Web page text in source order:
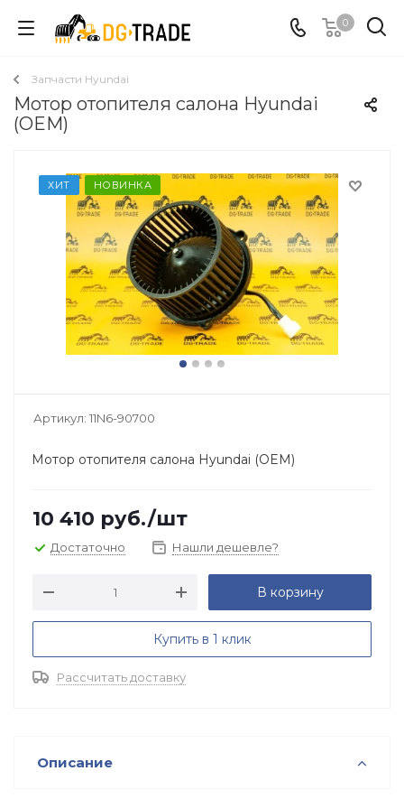
0
Запчасти Hyundai
Мотор отопителя салона Hyundai
(OEM)
ХИТ НОВИНКА
Артикул: 11N6-90700
Мотор отопителя салона Hyundai (OEM)
10 410 руб./шт
Достаточно Нашли дешевле?
В корзину
Купить в 1 клик
Рассчитать доставку
Описание